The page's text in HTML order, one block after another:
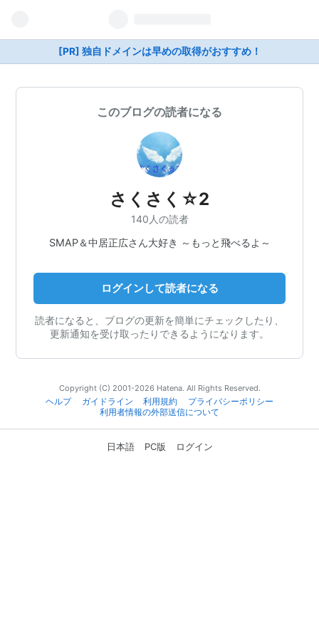
[PR] 独自ドメインは早めの取得がおすすめ！
このブログの読者になる
さくさく☆2
140人の読者
SMAP＆中居正広さん大好き ～もっと飛べるよ～
ログインして読者になる
読者になると、ブログの更新を簡単にチェックしたり、
更新通知を受け取ったりできるようになります。
Copyright (C) 2001-2026 Hatena. All Rights Reserved.
ヘルプ
ガイドライン 利用規約
プライバシーポリシー
利用者情報の外部送信について
日本語 PC版 ログイン